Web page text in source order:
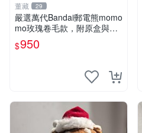
董藏 29
嚴選萬代Bandai郵電熊momo
mo玫瑰卷毛款，附原盒與吊
牌，粉嫩可愛入手即柔軟～
玫瑰卷毛 郵電熊 正品
$950